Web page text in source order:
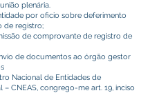
plenária.
por oficio sobre deferimento
de registro;
de comprovante de registro de
de documentos ao órgão gestor
Nacional de Entidades de
– CNEAS, congrego-me art. 19, inciso